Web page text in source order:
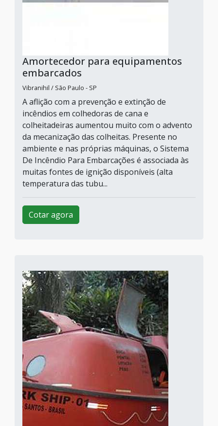
Amortecedor para equipamentos
embarcados
Vibranihil / São Paulo - SP
A aflição com a prevenção e extinção de
incêndios em colhedoras de cana e
colheitadeiras aumentou muito com o advento
da mecanização das colheitas. Presente no
ambiente e nas próprias máquinas, o Sistema
De Incêndio Para Embarcações é associada às
muitas fontes de ignição disponíveis (alta
temperatura das tubu...
Cotar agora